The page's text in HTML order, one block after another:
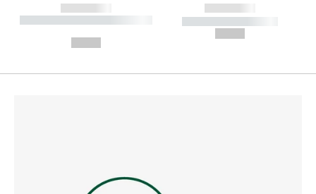
------------
----------- ----------- --------
------------
----------- -----------